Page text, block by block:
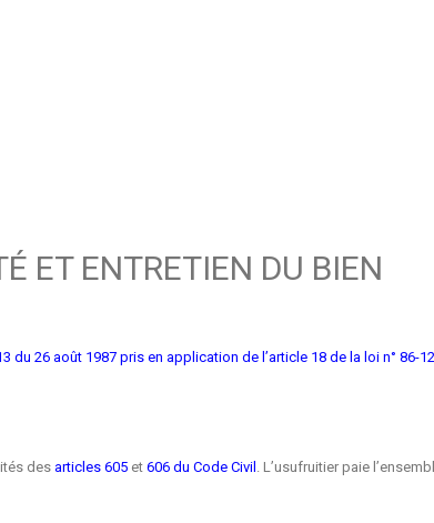
ET ENTRETIEN DU BIEN
du 26 août 1987 pris en application de l’article 18 de la loi n° 86-
des articles 605 et 606 du Code Civil . L’usufruitier paie